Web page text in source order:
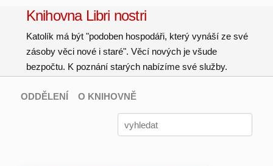
Knihovna Libri nostri
Katolík má být "podoben hospodáři, který vynáší ze své
zásoby věci nové i staré". Věcí nových je všude
bezpočtu. K poznání starých nabízíme své služby.
ODDĚLENÍ O KNIHOVNĚ